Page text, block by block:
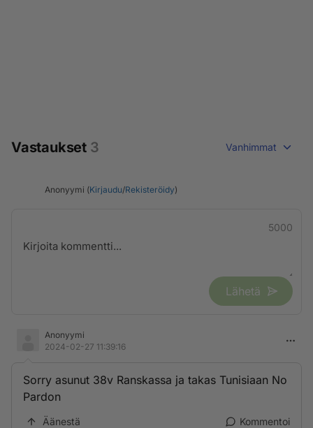
Vastaukset 3 Vanhimmat
Anonyymi (Kirjaudu/Rekisteröidy)
5000
Lähetä
Anonyymi
2024-02-27 11:39:16
Sorry asunut 38v Ranskassa ja takas Tunisiaan No
Pardon
Äänestä Kommentoi